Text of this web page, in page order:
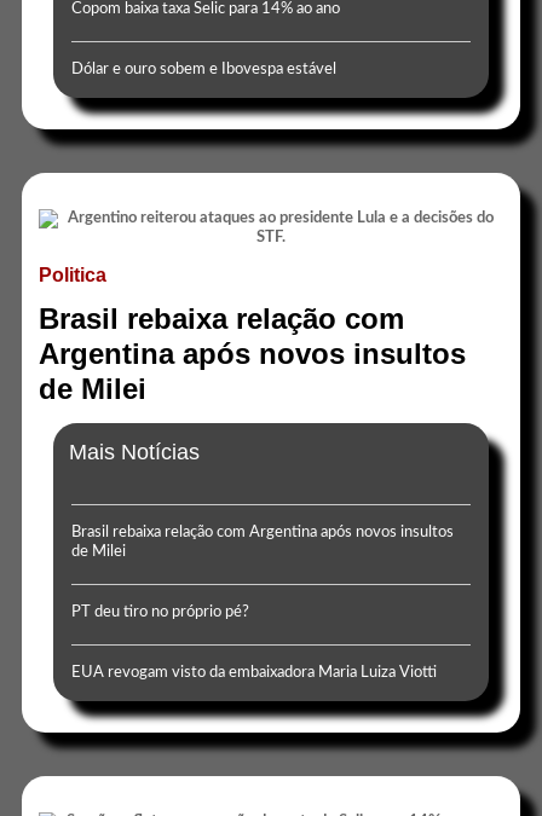
Copom baixa taxa Selic para 14% ao ano
Dólar e ouro sobem e Ibovespa estável
Politica
Brasil rebaixa relação com
Argentina após novos insultos
de Milei
Mais Notícias
Brasil rebaixa relação com Argentina após novos insultos
de Milei
PT deu tiro no próprio pé?
EUA revogam visto da embaixadora Maria Luiza Viotti